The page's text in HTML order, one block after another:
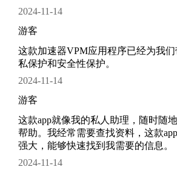
2024-11-14
游客
这款加速器VPM应用程序已经为我
私保护和安全性保护。
2024-11-14
游客
这款app就像我的私人助理，随时随
帮助。我经常需要查找资料，这款
强大，能够快速找到我需要的信息。
2024-11-14